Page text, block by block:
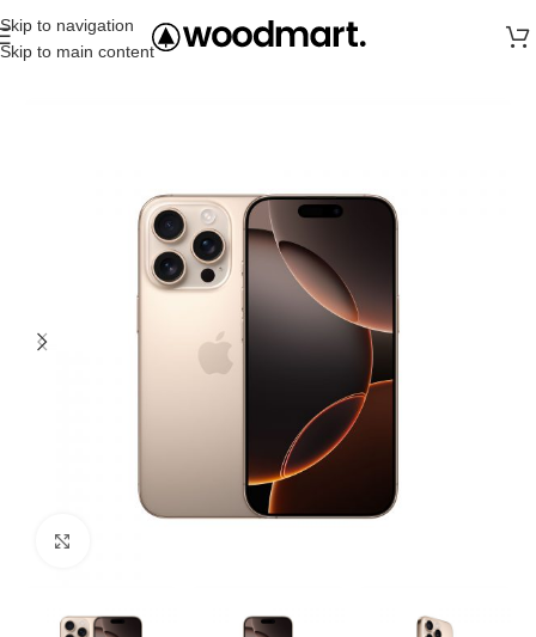
Skip to navigation
Skip to main content
Главная iPhone 16 Pro